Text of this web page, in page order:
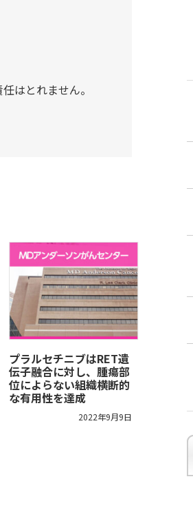
はとれません。
プラルセチニブはRET遺
伝子融合に対し、腫瘍部
位によらない組織横断的
な有用性を達成
2022年9月9日